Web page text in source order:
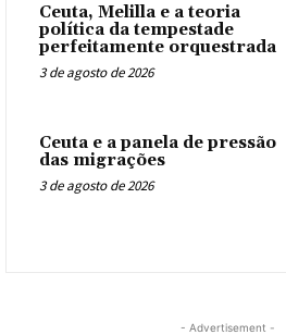
Ceuta, Melilla e a teoria
política da tempestade
perfeitamente orquestrada
3 de agosto de 2026
Ceuta e a panela de pressão
das migrações
3 de agosto de 2026
- Advertisement -